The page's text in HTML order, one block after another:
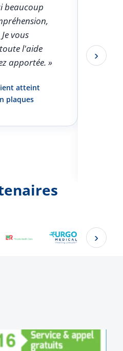
beaucoup
vous
l'aide
apportée. »
atteint
plaques
pas
›
›